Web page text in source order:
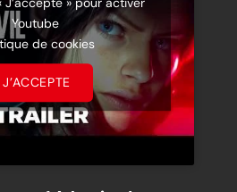
Youtube
de cookies
J’ACCEPTE